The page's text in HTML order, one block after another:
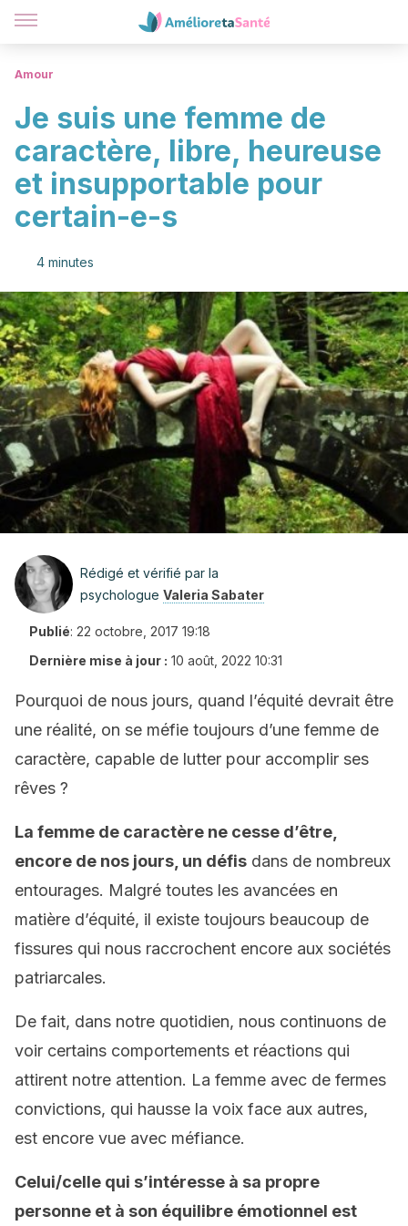
Amour
Je suis une femme de
caractère, libre, heureuse
et insupportable pour
certain-e-s
4 minutes
Rédigé et vérifié par la
psychologue Valeria Sabater
Publié: 22 octobre, 2017 19:18
Dernière mise à jour : 10 août, 2022 10:31
Pourquoi de nous jours, quand l’équité devrait être
une réalité, on se méfie toujours d’une femme de
caractère, capable de lutter pour accomplir ses
rêves ?
La femme de caractère ne cesse d’être,
encore de nos jours, un défis dans de nombreux
entourages. Malgré toutes les avancées en
matière d’équité, il existe toujours beaucoup de
fissures qui nous raccrochent encore aux sociétés
patriarcales.
De fait, dans notre quotidien, nous continuons de
voir certains comportements et réactions qui
attirent notre attention. La femme avec de fermes
convictions, qui hausse la voix face aux autres,
est encore vue avec méfiance.
Celui/celle qui s’intéresse à sa propre
personne et à son équilibre émotionnel est